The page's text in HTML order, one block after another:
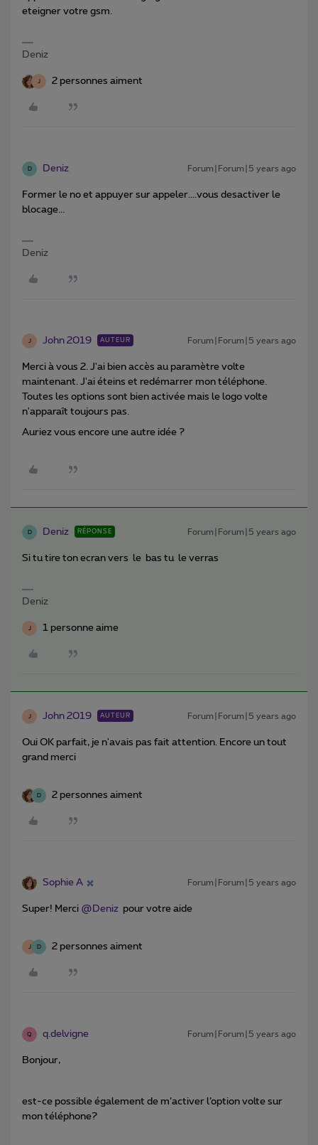
eteigner votre gsm.
Deniz
2 personnes aiment
D Deniz Forum|Forum|5 years ago
Former le no et appuyer sur appeler....vous desactiver le
blocage...
Deniz
John 2019 AUTEUR Forum|Forum|5 years ago
Merci à vous 2. J'ai bien accès au paramètre volte
maintenant. J'ai éteins et redémarrer mon téléphone.
Toutes les options sont bien activée mais le logo volte
n'apparaît toujours pas.
Auriez vous encore une autre idée ?
D Deniz RÉPONSE Forum|Forum|5 years ago
Si tu tire ton ecran vers le bas tu le verras
Deniz
1 personne aime
John 2019 AUTEUR Forum|Forum|5 years ago
Oui OK parfait, je n'avais pas fait attention. Encore un tout
grand merci
D 2 personnes aiment
Sophie A Forum|Forum|5 years ago
Super! Merci @Deniz pour votre aide
D 2 personnes aiment
Q q.delvigne Forum|Forum|5 years ago
Bonjour,
est-ce possible également de m’activer l’option volte sur
mon téléphone?